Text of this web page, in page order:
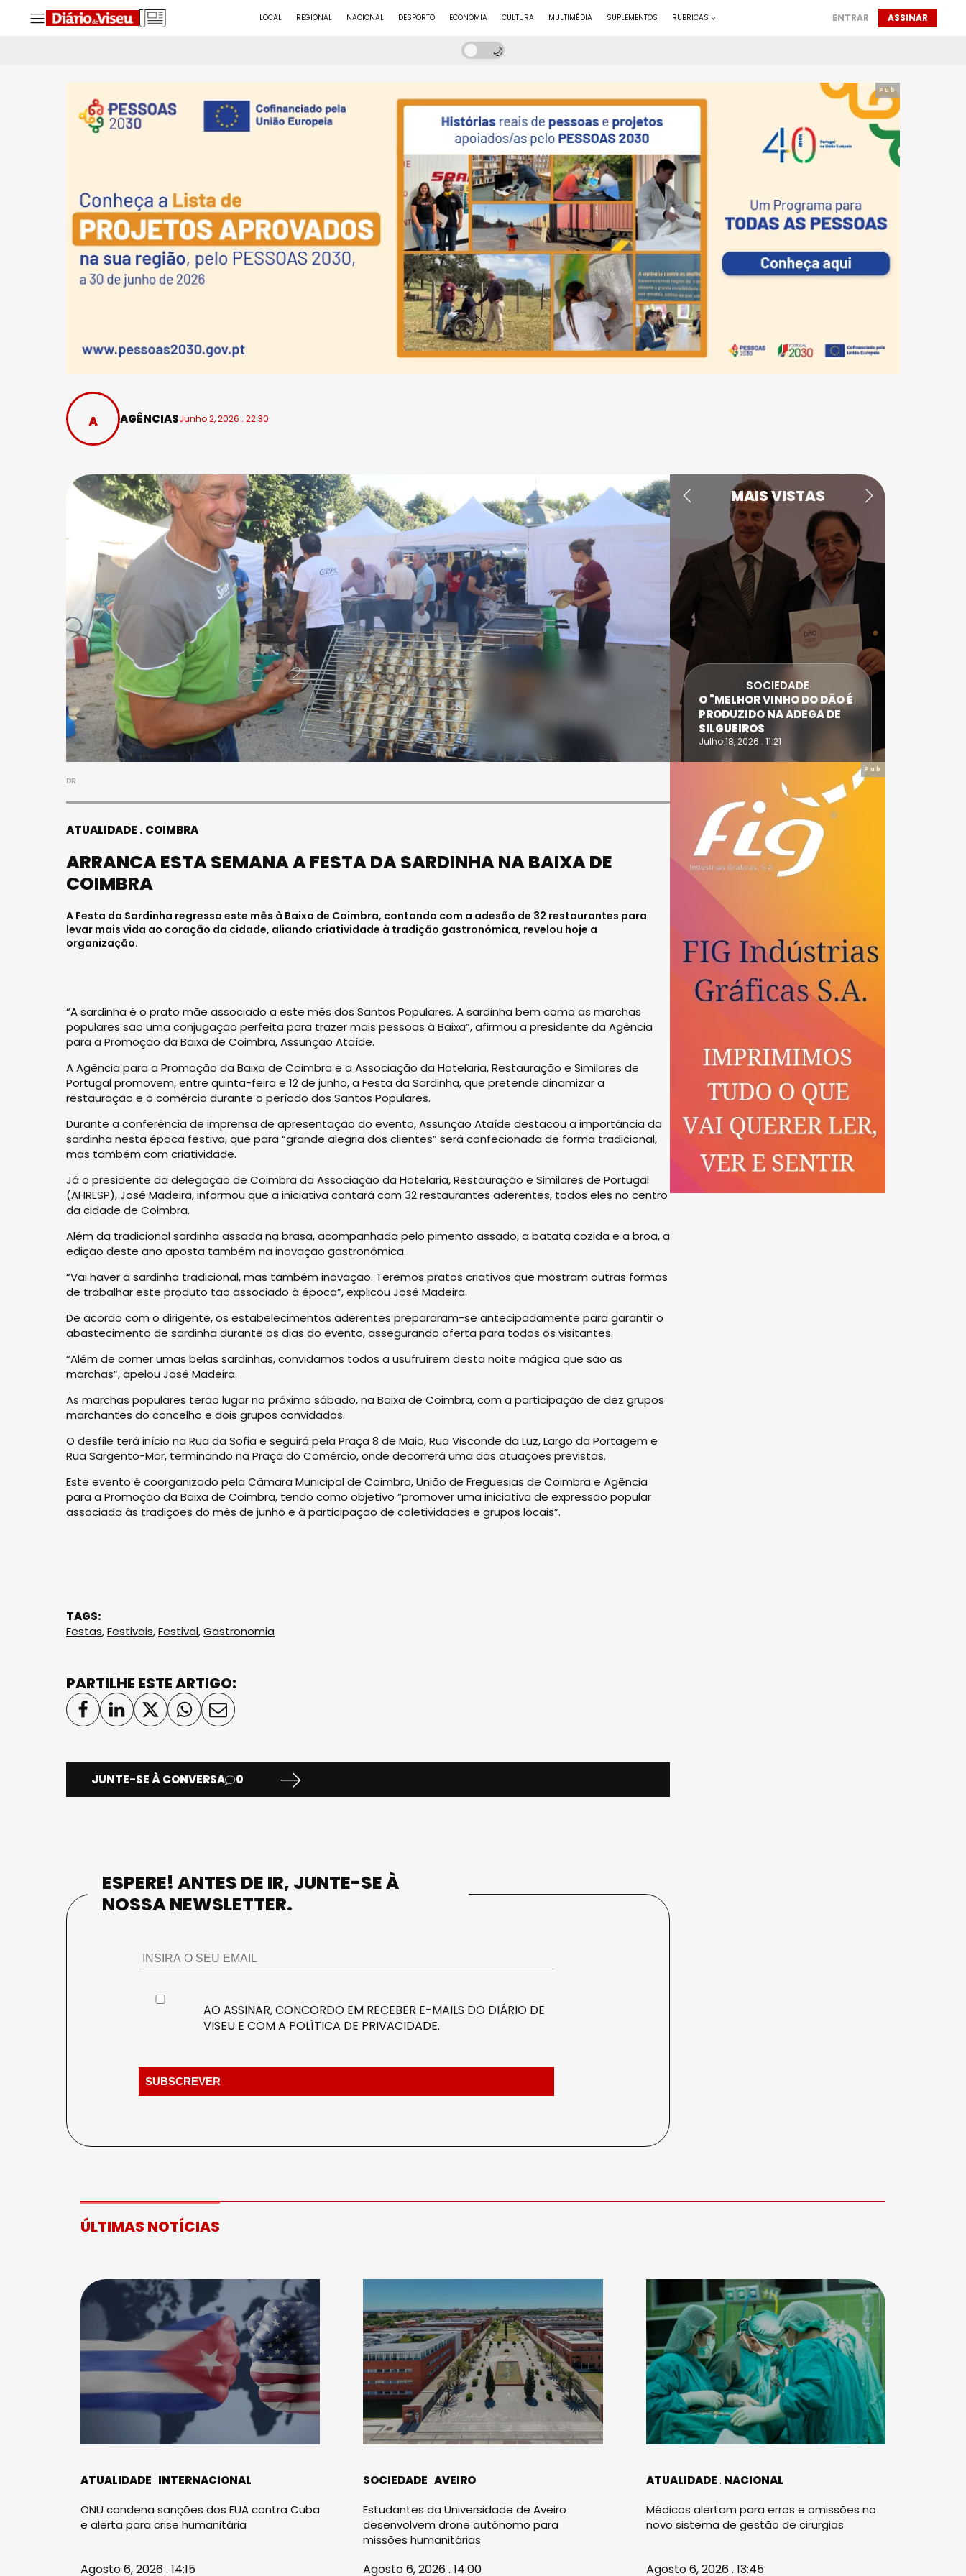
LOCAL REGIONAL NACIONAL DESPORTO ECONOMIA CULTURA MULTIMÉDIA SUPLEMENTOS RUBRICAS ENTRAR ASSINAR
Pub
AGÊNCIASJunho 2, 2026 . 22:30
DR
ATUALIDADE COIMBRA
ARRANCA ESTA SEMANA A FESTA DA SARDINHA NA BAIXA DE
COIMBRA
A Festa da Sardinha regressa este mês à Baixa de Coimbra, contando com a adesão de 32 restaurantes para
levar mais vida ao coração da cidade, aliando criatividade à tradição gastronómica, revelou hoje a
organização.
“A sardinha é o prato mãe associado a este mês dos Santos Populares. A sardinha bem como as marchas
populares são uma conjugação perfeita para trazer mais pessoas à Baixa”, afirmou a presidente da Agência
para a Promoção da Baixa de Coimbra, Assunção Ataíde.
A Agência para a Promoção da Baixa de Coimbra e a Associação da Hotelaria, Restauração e Similares de
Portugal promovem, entre quinta-feira e 12 de junho, a Festa da Sardinha, que pretende dinamizar a
restauração e o comércio durante o período dos Santos Populares.
Durante a conferência de imprensa de apresentação do evento, Assunção Ataíde destacou a importância da
sardinha nesta época festiva, que para “grande alegria dos clientes” será confecionada de forma tradicional,
mas também com criatividade.
Já o presidente da delegação de Coimbra da Associação da Hotelaria, Restauração e Similares de Portugal
(AHRESP), José Madeira, informou que a iniciativa contará com 32 restaurantes aderentes, todos eles no centro
da cidade de Coimbra.
Além da tradicional sardinha assada na brasa, acompanhada pelo pimento assado, a batata cozida e a broa, a
edição deste ano aposta também na inovação gastronómica.
“Vai haver a sardinha tradicional, mas também inovação. Teremos pratos criativos que mostram outras formas
de trabalhar este produto tão associado à época”, explicou José Madeira.
De acordo com o dirigente, os estabelecimentos aderentes prepararam-se antecipadamente para garantir o
abastecimento de sardinha durante os dias do evento, assegurando oferta para todos os visitantes.
“Além de comer umas belas sardinhas, convidamos todos a usufruírem desta noite mágica que são as
marchas”, apelou José Madeira.
As marchas populares terão lugar no próximo sábado, na Baixa de Coimbra, com a participação de dez grupos
marchantes do concelho e dois grupos convidados.
O desfile terá início na Rua da Sofia e seguirá pela Praça 8 de Maio, Rua Visconde da Luz, Largo da Portagem e
Rua Sargento-Mor, terminando na Praça do Comércio, onde decorrerá uma das atuações previstas.
Este evento é coorganizado pela Câmara Municipal de Coimbra, União de Freguesias de Coimbra e Agência
para a Promoção da Baixa de Coimbra, tendo como objetivo “promover uma iniciativa de expressão popular
associada às tradições do mês de junho e à participação de coletividades e grupos locais”.
TAGS:
Festas,Festivais,Festival,Gastronomia
PARTILHE ESTE ARTIGO:
JUNTE-SE À CONVERSA 0
ESPERE! ANTES DE IR, JUNTE-SE À
NOSSA NEWSLETTER.
AO ASSINAR, CONCORDO EM RECEBER E-MAILS DO DIÁRIO DE
VISEU E COM A POLÍTICA DE PRIVACIDADE.
MAIS VISTAS
SOCIEDADE
ASAE APREENDE CERCA DE
SOCIEDADE
O "MELHOR VINHO DO DÃO É
PRODUZIDO NA ADEGA DE
SILGUEIROS
Julho 18, 2026 . 11:21
Pub
ÚLTIMAS NOTÍCIAS
ATUALIDADE INTERNACIONAL
ONU condena sanções dos EUA contra Cuba
e alerta para crise humanitária
Agosto 6, 2026 . 14:15
SOCIEDADE AVEIRO
Estudantes da Universidade de Aveiro
desenvolvem drone autónomo para
missões humanitárias
Agosto 6, 2026 . 14:00
ATUALIDADE NACIONAL
Médicos alertam para erros e omissões no
novo sistema de gestão de cirurgias
Agosto 6, 2026 . 13:45